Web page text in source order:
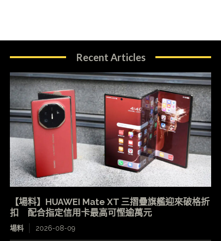
Recent Articles
【場料】HUAWEI Mate XT 三摺疊旗艦迎來破格折
扣 配合指定信用卡最高可慳逾萬元
場料 2026-08-09